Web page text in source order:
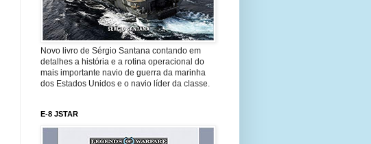
Novo livro de Sérgio Santana contando em
detalhes a história e a rotina operacional do
mais importante navio de guerra da marinha
dos Estados Unidos e o navio líder da classe.
E-8 JSTAR